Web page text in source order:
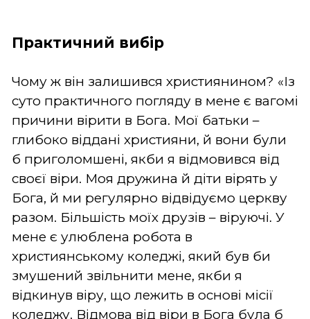
Практичний вибір
Чому ж він залишився християнином? «Із
суто практичного погляду в мене є вагомі
причини вірити в Бога. Мої батьки –
глибоко віддані християни, й вони були
б приголомшені, якби я відмовився від
своєї віри. Моя дружина й діти вірять у
Бога, й ми регулярно відвідуємо церкву
разом. Більшість моїх друзів – віруючі. У
мене є улюблена робота в
християнському коледжі, який був би
змушений звільнити мене, якби я
відкинув віру, що лежить в основі місії
коледжу. Відмова від віри в Бога була б